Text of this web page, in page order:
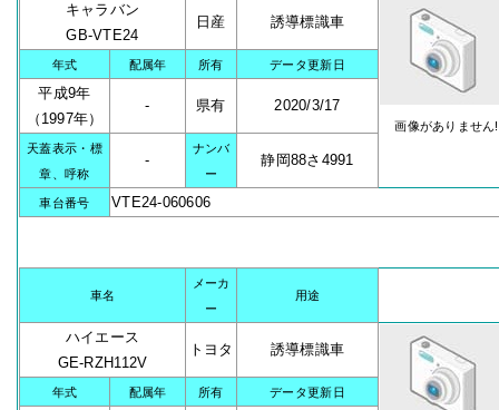
キャラバン
GB-VTE24
日産 誘導標識車
画像がありません!
年式 配属年 所有 データ更新日
平成9年
（1997年）
- 県有 2020/3/17
天蓋表示・標
章、呼称
-
ナンバ
ー
静岡88さ4991
車台番号 VTE24-060606
車名
メーカ
ー
用途
ハイエース
GE-RZH112V
トヨタ 誘導標識車
年式 配属年 所有 データ更新日